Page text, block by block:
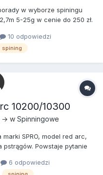
w wyborze spiningu
5-25g w cenie do 250 zł.
kilka uszkodzeń różnych
poradził sobie przy
10 odpowiedzi
spining
10200/10300
→ w Spinningowe
SPRO, model red arc,
pstrągów. Powstaje pytanie
bardzo proszę o opinie.
6 odpowiedzi